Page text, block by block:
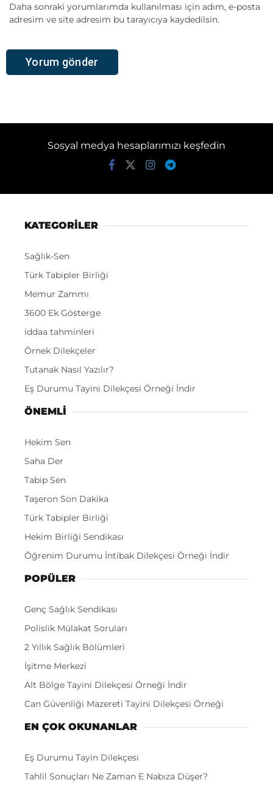
Daha sonraki yorumlarımda kullanılması için adım, e-posta
adresim ve site adresim bu tarayıcıya kaydedilsin.
Sosyal medya hesaplarımızı keşfedin
KATEGORİLER
Sağlık-Sen
Türk Tabipler Birliği
Memur Zammı
3600 Ek Gösterge
iddaa tahminleri
Örnek Dilekçeler
Tutanak Nasıl Yazılır?
Eş Durumu Tayini Dilekçesi Örneği İndir
ÖNEMLI
Hekim Sen
Saha Der
Tabip Sen
Taşeron Son Dakika
Türk Tabipler Birliği
Hekim Birliği Sendikası
Öğrenim Durumu İntibak Dilekçesi Örneği İndir
POPÜLER
Genç Sağlık Sendikası
Polislik Mülakat Soruları
2 Yıllık Sağlık Bölümleri
İşitme Merkezi
Alt Bölge Tayini Dilekçesi Örneği İndir
Can Güvenliği Mazereti Tayini Dilekçesi Örneği
EN ÇOK OKUNANLAR
Eş Durumu Tayin Dilekçesi
Tahlil Sonuçları Ne Zaman E Nabıza Düşer?